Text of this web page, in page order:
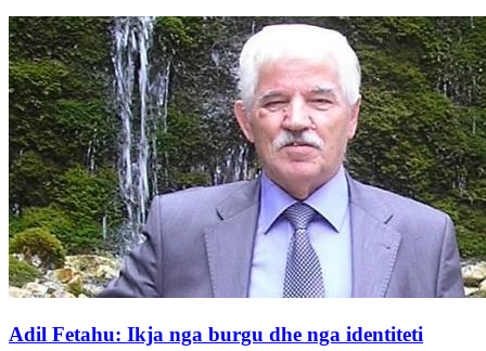
Adil Fetahu: Ikja nga burgu dhe nga identiteti